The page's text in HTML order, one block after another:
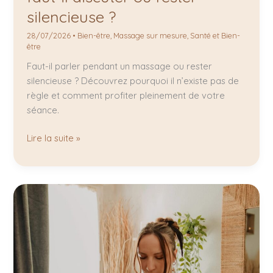
silencieuse ?
28/07/2026 • Bien-être Massage sur mesure Santé et Bien-
être
Faut-il parler pendant un massage ou rester
silencieuse ? Découvrez pourquoi il n’existe pas de
règle et comment profiter pleinement de votre
séance.
Lire la suite »
Meilleur
massage
Mérignac
:
pourquoi
cette